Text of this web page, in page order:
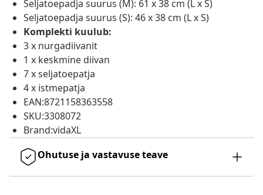
Seljatoepadja suurus (M): 61 x 38 cm (L x S)
Seljatoepadja suurus (S): 46 x 38 cm (L x S)
Komplekti kuulub:
3 x nurgadiivanit
1 x keskmine diivan
7 x seljatoepatja
4 x istmepatja
EAN:8721158363558
SKU:3308072
Brand:vidaXL
Ohutuse ja vastavuse teave